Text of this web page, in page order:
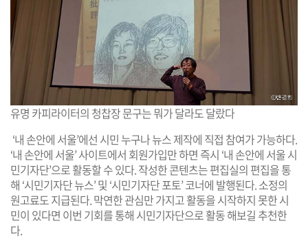
유명 카피라이터의 청찹장 문구는 뭐가 달라도 달랐다
‘내 손안에 서울’에선 시민 누구나 뉴스 제작에 직접 참여가 가능하다.
‘내 손안에 서울’ 사이트에서 회원가입만 하면 즉시 ‘내 손안에 서울 시
민기자단’으로 활동할 수 있다. 작성한 콘텐츠는 편집실의 편집을 통
해 ‘시민기자단 뉴스’ 및 ‘시민기자단 포토’ 코너에 발행된다. 소정의
원고료도 지급된다. 막연한 관심만 가지고 활동을 시작하지 못한 시
민이 있다면 이번 기회를 통해 시민기자단으로 활동 해보길 추천한
다.